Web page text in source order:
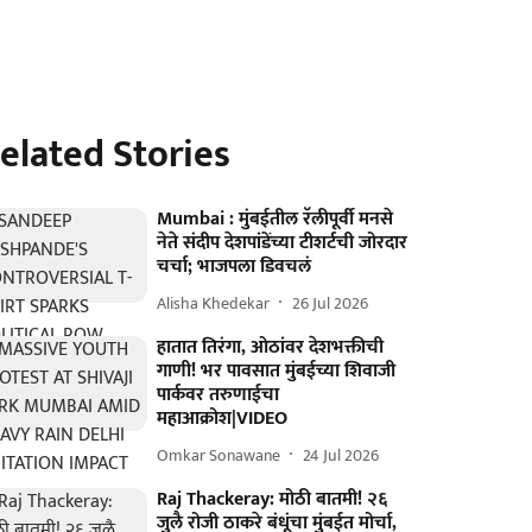
Stories
Mumbai : मुंबईतील रॅलीपूर्वी मनसे
नेते संदीप देशपांडेंच्या टीशर्टची जोरदार
चर्चा; भाजपला डिवचलं
Alisha Khedekar 26 Jul 2026
हातात तिरंगा, ओठांवर देशभक्तीची
गाणी! भर पावसात मुंबईच्या शिवाजी
पार्कवर तरुणाईचा
महाआक्रोश|VIDEO
Omkar Sonawane 24 Jul 2026
Raj Thackeray: मोठी बातमी! २६
जुलै रोजी ठाकरे बंधूंचा मुंबईत मोर्चा,